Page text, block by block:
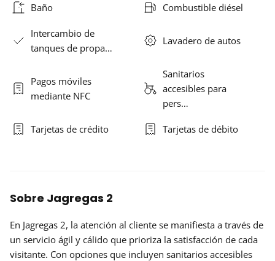
Baño Combustible diésel
Intercambio de
tanques de propa…
Lavadero de autos
Pagos móviles
mediante NFC
Sanitarios
accesibles para
pers…
Tarjetas de crédito Tarjetas de débito
Sobre Jagregas 2
En Jagregas 2, la atención al cliente se manifiesta a través de
un servicio ágil y cálido que prioriza la satisfacción de cada
visitante. Con opciones que incluyen sanitarios accesibles